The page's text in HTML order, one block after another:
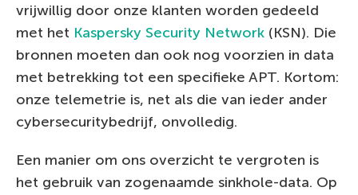
vrijwillig door onze klanten worden gedeeld
met het Kaspersky Security Network (KSN). Die
bronnen moeten dan ook nog voorzien in data
met betrekking tot een specifieke APT. Kortom:
onze telemetrie is, net als die van ieder ander
cybersecuritybedrijf, onvolledig.
Een manier om ons overzicht te vergroten is
het gebruik van zogenaamde sinkhole-data. Op